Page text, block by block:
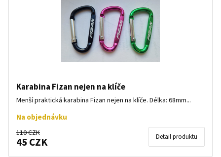
Karabina Fizan nejen na klíče
Menší praktická karabina Fizan nejen na klíče. Délka: 68mm...
Na objednávku
110 CZK
45 CZK Detail produktu